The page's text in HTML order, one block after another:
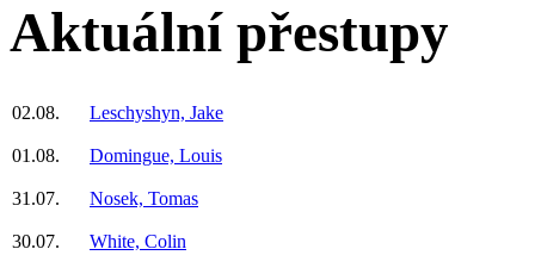
Aktuální přestupy
02.08. Leschyshyn, Jake
01.08. Domingue, Louis
31.07. Nosek, Tomas
30.07. White, Colin